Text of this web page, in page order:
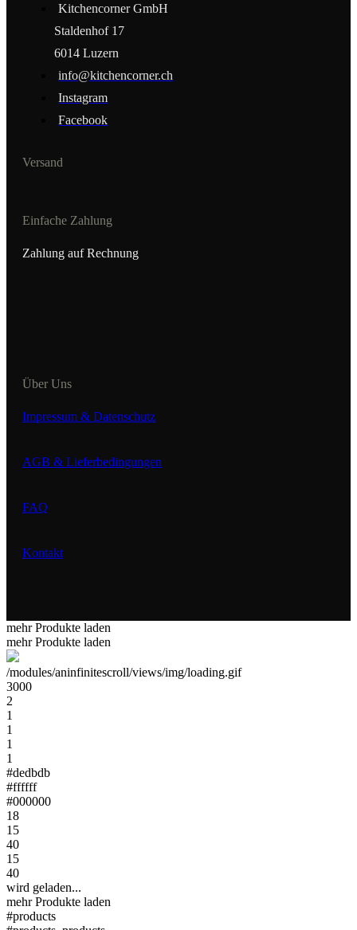
Kitchencorner GmbH
Staldenhof 17
6014 Luzern
info@kitchencorner.ch
Instagram
Facebook
Versand
Einfache Zahlung
Zahlung auf Rechnung
Über Uns
Impressum & Datenschutz
AGB & Lieferbedingungen
FAQ
Kontakt
mehr Produkte laden
mehr Produkte laden
/modules/aninfinitescroll/views/img/loading.gif
3000
2
1
1
1
1
#dedbdb
#ffffff
#000000
18
15
40
15
40
wird geladen...
mehr Produkte laden
#products